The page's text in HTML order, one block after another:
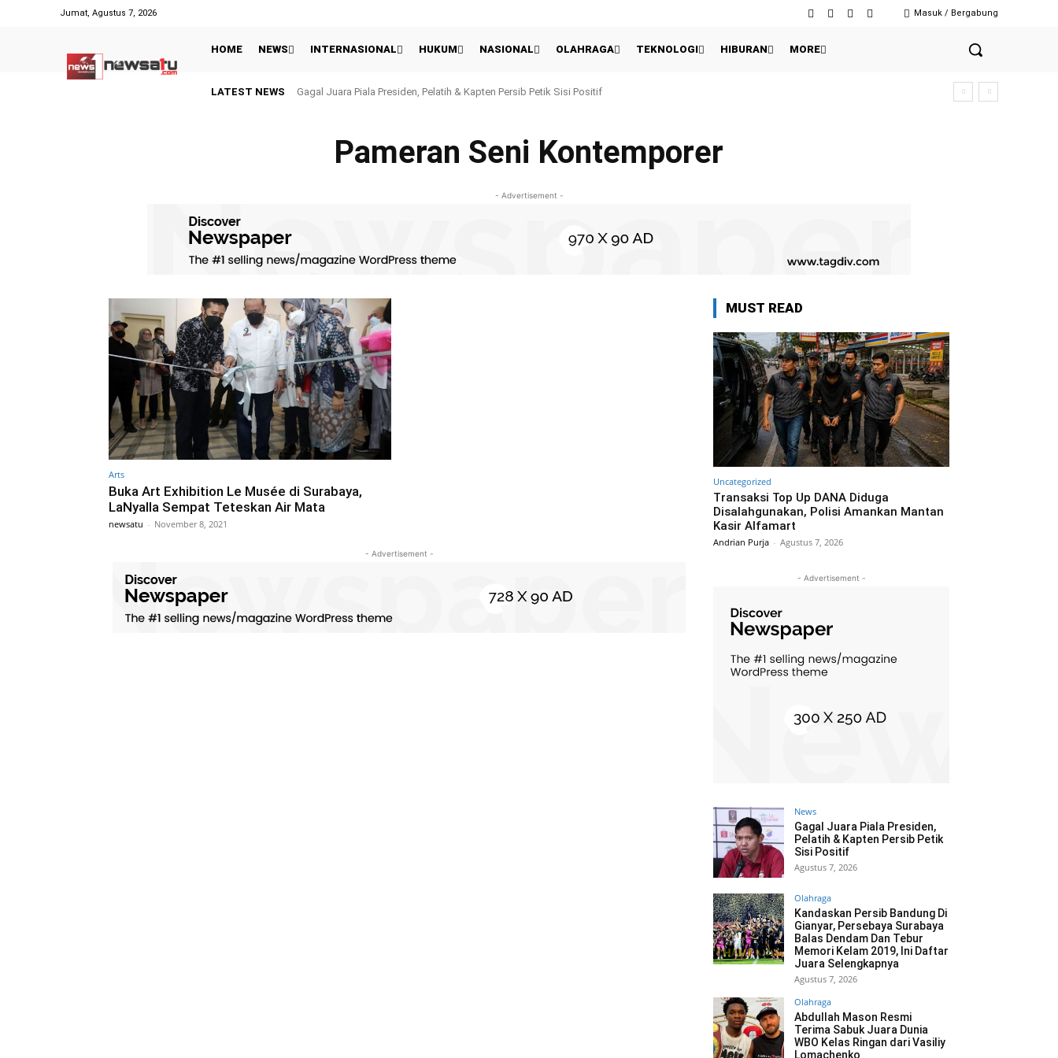
Jumat, Agustus 7, 2026 Masuk / Bergabung
HOME NEWS INTERNASIONAL HUKUM NASIONAL OLAHRAGA TEKNOLOGI HIBURAN MORE
LATEST NEWS Gagal Juara Piala Presiden, Pelatih & Kapten Persib Petik Sisi Positif
Pameran Seni Kontemporer
- Advertisement -
Arts
Buka Art Exhibition Le Musée di Surabaya,
LaNyalla Sempat Teteskan Air Mata
newsatu - November 8, 2021
- Advertisement -
MUST READ
Uncategorized
Transaksi Top Up DANA Diduga
Disalahgunakan, Polisi Amankan Mantan
Kasir Alfamart
Andrian Purja - Agustus 7, 2026
- Advertisement -
News
Gagal Juara Piala Presiden,
Pelatih & Kapten Persib Petik
Sisi Positif
Agustus 7, 2026
Olahraga
Kandaskan Persib Bandung Di
Gianyar, Persebaya Surabaya
Balas Dendam Dan Tebur
Memori Kelam 2019, Ini Daftar
Juara Selengkapnya
Agustus 7, 2026
Olahraga
Abdullah Mason Resmi
Terima Sabuk Juara Dunia
WBO Kelas Ringan dari Vasiliy
Lomachenko